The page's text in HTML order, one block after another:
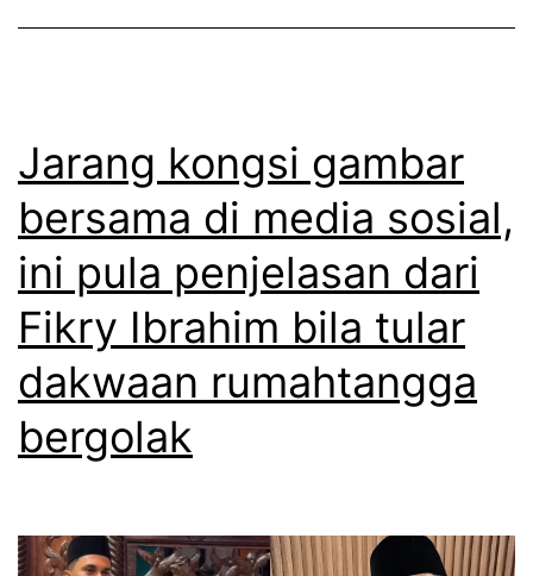
e
e
r
c
a
y
a
s
s
h
k
e
s
i
h
n
Jarang kongsi gambar
bersama di media sosial,
ini pula penjelasan dari
Fikry Ibrahim bila tular
dakwaan rumahtangga
bergolak